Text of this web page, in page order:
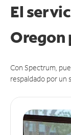
El
Oregon
Con Spectrum,
respaldado por un